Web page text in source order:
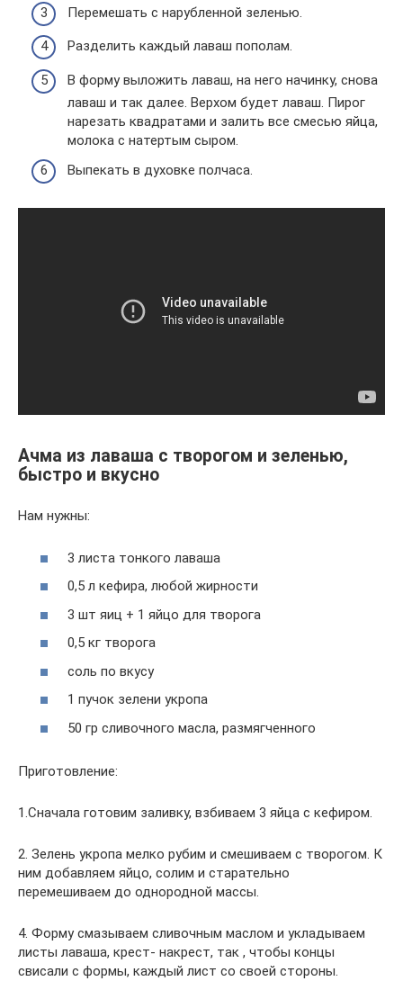
Перемешать с нарубленной зеленью.
Разделить каждый лаваш пополам.
В форму выложить лаваш, на него начинку, снова
лаваш и так далее. Верхом будет лаваш. Пирог
нарезать квадратами и залить все смесью яйца,
молока с натертым сыром.
Выпекать в духовке полчаса.
Ачма из лаваша с творогом и зеленью,
быстро и вкусно
Нам нужны:
3 листа тонкого лаваша
0,5 л кефира, любой жирности
3 шт яиц + 1 яйцо для творога
0,5 кг творога
соль по вкусу
1 пучок зелени укропа
50 гр сливочного масла, размягченного
Приготовление:
1.Сначала готовим заливку, взбиваем 3 яйца с кефиром.
2. Зелень укропа мелко рубим и смешиваем с творогом. К
ним добавляем яйцо, солим и старательно
перемешиваем до однородной массы.
4. Форму смазываем сливочным маслом и укладываем
листы лаваша, крест- накрест, так , чтобы концы
свисали с формы, каждый лист со своей стороны.